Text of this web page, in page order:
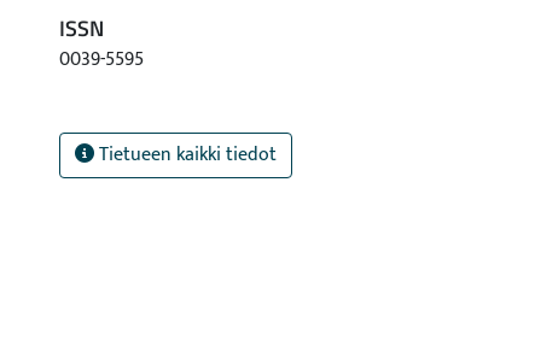
ISSN
0039-5595
Tietueen kaikki tiedot